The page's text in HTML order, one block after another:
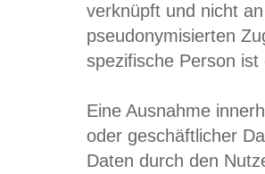
verknüpft und nicht
pseudonymisierten
spezifische Person
Eine Ausnahme
oder geschäftlicher
Daten durch den